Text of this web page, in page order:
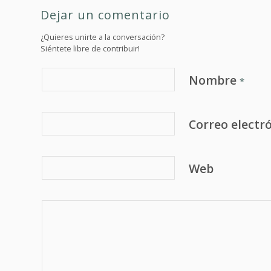
Dejar un comentario
¿Quieres unirte a la conversación?
Siéntete libre de contribuir!
Nombre *
Correo
Web